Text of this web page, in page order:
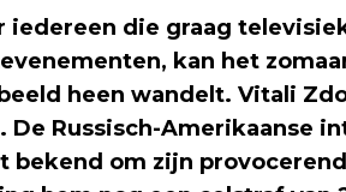
iedereen die graag
kan het
heen wandelt. Vitali
. De Russisch-Amerikaanse
bekend om zijn